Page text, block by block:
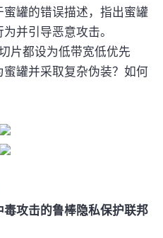
罐的错误描述，指出蜜罐
并引导恶意攻击。
片都设为低带宽低优先
罐并采取复杂伪装？如何
攻击的鲁棒隐私保护联邦